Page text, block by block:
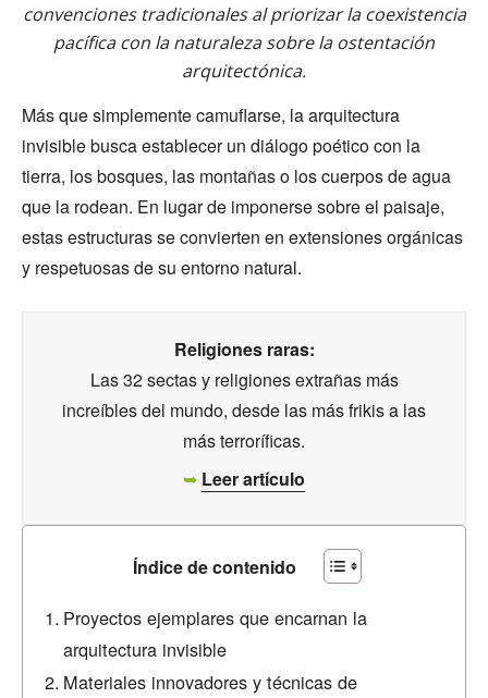
convenciones tradicionales al priorizar la coexistencia
pacífica con la naturaleza sobre la ostentación
arquitectónica.
Más que simplemente camuflarse, la arquitectura
invisible busca establecer un diálogo poético con la
tierra, los bosques, las montañas o los cuerpos de agua
que la rodean. En lugar de imponerse sobre el paisaje,
estas estructuras se convierten en extensiones orgánicas
y respetuosas de su entorno natural.
Religiones raras:
Las 32 sectas y religiones extrañas más
increíbles del mundo, desde las más frikis a las
más terroríficas.
➥ Leer artículo
Índice de contenido
Proyectos ejemplares que encarnan la
arquitectura invisible
Materiales innovadores y técnicas de